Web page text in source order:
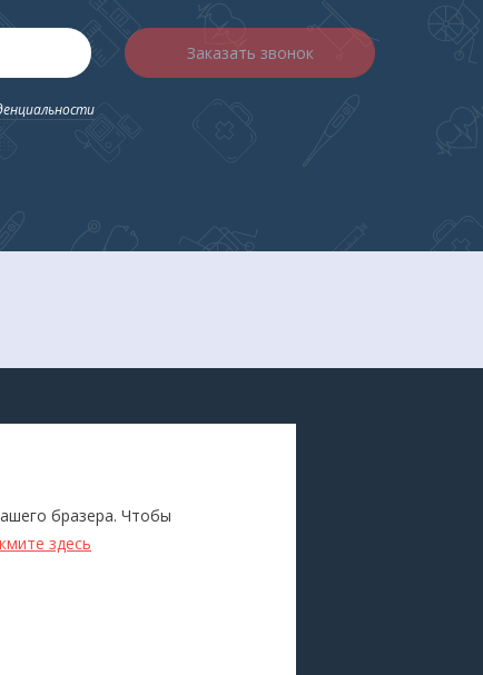
Заказать звонок
Бренды
бразера. Чтобы
здесь